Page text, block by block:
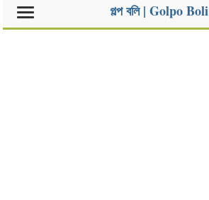
গল্প বলি | Golpo Boli